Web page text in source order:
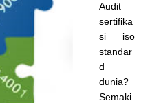
Audit
sertifika
si iso
standar
d
dunia?
Semaki